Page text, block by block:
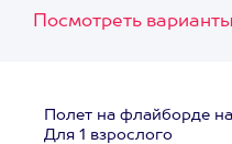
Посмотреть
Полет на флайборде
Для 1 взрослого